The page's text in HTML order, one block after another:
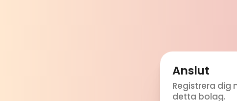
Anslut
Registrera dig
detta bolag.